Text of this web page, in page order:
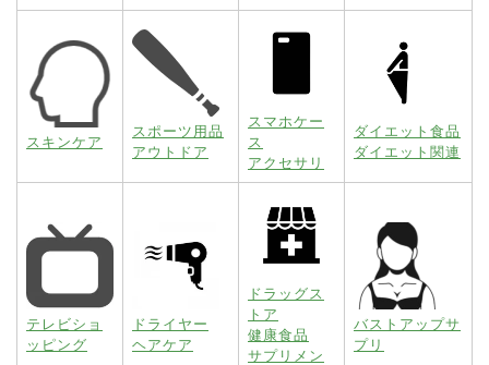
スキンケア
スポーツ用品
アウトドア
スマホケー
ス
アクセサリ
ダイエット食品
ダイエット関連
テレビショ
ッピング
ドライヤー
ヘアケア
ドラッグス
トア
健康食品
サプリメン
バストアップサ
プリ